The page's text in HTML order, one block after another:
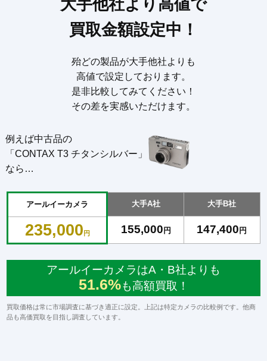
買取金額設定中！
殆どの製品が大手他社よりも
高値で設定しております。
是非比較してみてください！
その差を実感いただけます。
例えば中古品の
「CONTAX T3 チタンシルバー」
なら…
アールイーカメラ
235,000 円
大手A社
155,000円
大手B社
147,400円
アールイーカメラはA・B社よりも
51.6%も高額買取！
買取価格は常に市場調査に基づき適正に設定。上記は特定カメラの比較例です。他商
品も高価買取を目指し調査しています。